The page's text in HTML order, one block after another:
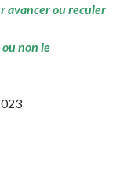
avancer ou reculer
non le